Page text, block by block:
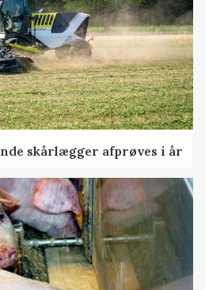
skårlægger afprøves i år